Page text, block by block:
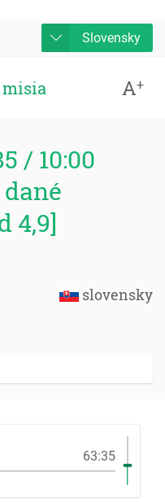
Slovensky
misia A+
/ 10:00
4,9]
slovensky
63:35